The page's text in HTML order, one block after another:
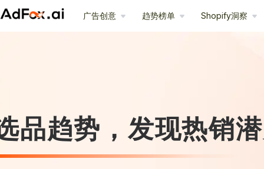
广告创意 趋势榜单 Shopify洞察
品趋势，发现热销